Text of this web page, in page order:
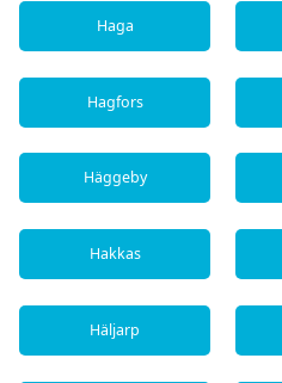
Haga
Hagfors
Häggeby
Hakkas
Häljarp